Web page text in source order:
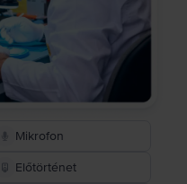
Mikrofon
Előtörténet